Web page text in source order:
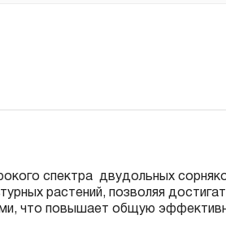
спектра двудольных
растений, позволяя
что повышает общую